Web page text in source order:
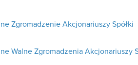
Zgromadzenie Akcjonariuszy Spółki
Walne Zgromadzenia Akcjonariuszy